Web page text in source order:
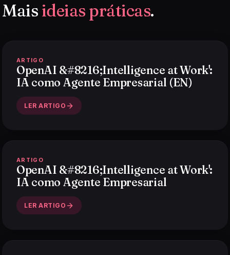
Mais ideias práticas.
ARTIGO
OpenAI &#8216;Intelligence at Work':
IA como Agente Empresarial (EN)
LER ARTIGO
ARTIGO
OpenAI &#8216;Intelligence at Work':
IA como Agente Empresarial
LER ARTIGO